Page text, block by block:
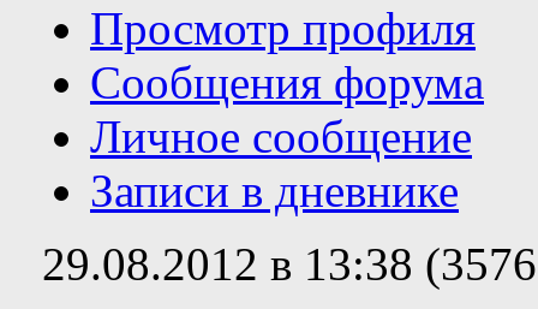
Просмотр профиля
Сообщения форума
Личное сообщение
Записи в дневнике
29.08.2012 в 13:38